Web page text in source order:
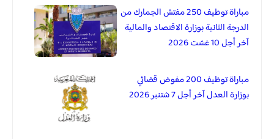
مباراة توظيف 250 مفتش الجمارك من
الدرجة الثانية بوزارة الاقتصاد والمالية
آخر أجل 10 غشت 2026
مباراة توظيف 200 مفوض قضائي
بوزارة العدل آخر أجل 7 شتنبر 2026